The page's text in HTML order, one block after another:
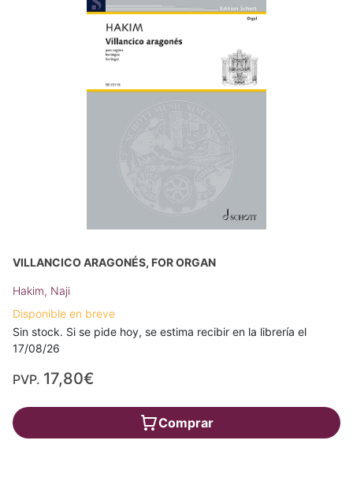
VILLANCICO ARAGONÉS, FOR ORGAN
Hakim, Naji
Disponible en breve
Sin stock. Si se pide hoy, se estima recibir en la librería el
17/08/26
PVP. 17,80€
Comprar